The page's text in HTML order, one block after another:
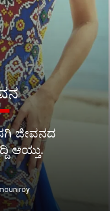
ಜೀವನದ
ಆಯ್ತು.